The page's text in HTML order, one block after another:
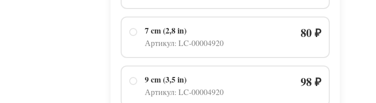
7 cm (2,8 in)
Артикул: LC-00004920
80 ₽
9 cm (3,5 in)
Артикул: LC-00004920
98 ₽